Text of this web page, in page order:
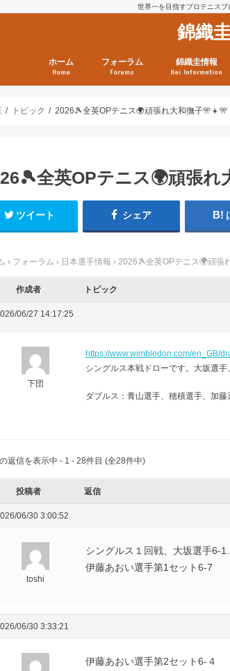
世界一を目指すプロテニス
錦織
ホーム
Home
フォーラム
Forums
錦織圭情報
Kei Information
日現在）
点）
トピック 2026🎾全英OPテニス🌍頑張れ大和撫子🎌👧🎌
全英OPテニス🌍頑張れ
ツイート シェア
› フォーラム › 日本選手情報 › 2026🎾全英OPテニス🌍頑張
作成者 トピック
06/27 14:17:25
下団
https://www.wimbledon.com/en_GB/
シングルス本戦ドローです。大坂選手
ダブルス：青山選手、穂積選手、加
返信を表示中 - 1 - 28件目 (全28件中)
投稿者 返信
06/30 3:00:52
toshi
シングルス１回戦、大坂選手6-
伊藤あおい選手第1セット6-7
06/30 3:33:21
伊藤あおい選手第2セット6-４